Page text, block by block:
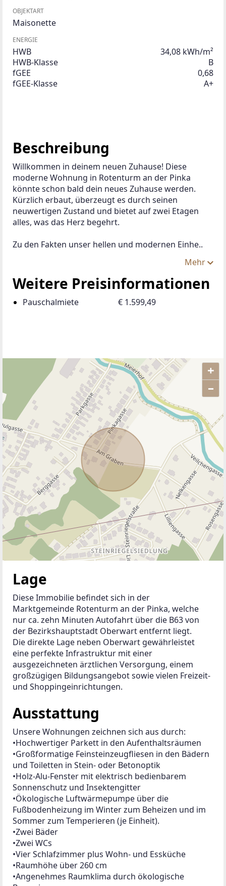
OBJEKTART
Maisonette
ENERGIE
HWB
34,08 kWh/m²
HWB-Klasse
B
fGEE
0,68
fGEE-Klasse
A+
Beschreibung
Willkommen in deinem neuen Zuhause! Diese
moderne Wohnung in Rotenturm an der Pinka
könnte schon bald dein neues Zuhause werden.
Kürzlich erbaut, überzeugt es durch seinen
neuwertigen Zustand und bietet auf zwei Etagen
alles, was das Herz begehrt.
Zu den Fakten unser hellen und modernen Einhe..
Mehr
Weitere Preisinformationen
Pauschalmiete € 1.599,49
+
–
ANBIETER KONTAKTIEREN
Lage
Diese Immobilie befindet sich in der
Marktgemeinde Rotenturm an der Pinka, welche
nur ca. zehn Minuten Autofahrt über die B63 von
der Bezirkshauptstadt Oberwart entfernt liegt.
Die direkte Lage neben Oberwart gewährleistet
eine perfekte Infrastruktur mit einer
ausgezeichneten ärztlichen Versorgung, einem
großzügigen Bildungsangebot sowie vielen Freizeit-
und Shoppingeinrichtungen.
Ausstattung
Unsere Wohnungen zeichnen sich aus durch:
•Hochwertiger Parkett in den Aufenthaltsräumen
•Großformatige Feinsteinzeugfliesen in den Bädern
und Toiletten in Stein- oder Betonoptik
•Holz-Alu-Fenster mit elektrisch bedienbarem
Sonnenschutz und Insektengitter
•Ökologische Luftwärmepumpe über die
Fußbodenheizung im Winter zum Beheizen und im
Sommer zum Temperieren (je Einheit).
•Zwei Bäder
•Zwei WCs
•Vier Schlafzimmer plus Wohn- und Essküche
•Raumhöhe über 260 cm
•Angenehmes Raumklima durch ökologische